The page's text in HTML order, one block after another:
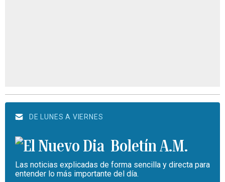
DE LUNES A VIERNES
Boletín A.M.
Las noticias explicadas de forma sencilla y directa para
entender lo más importante del día.